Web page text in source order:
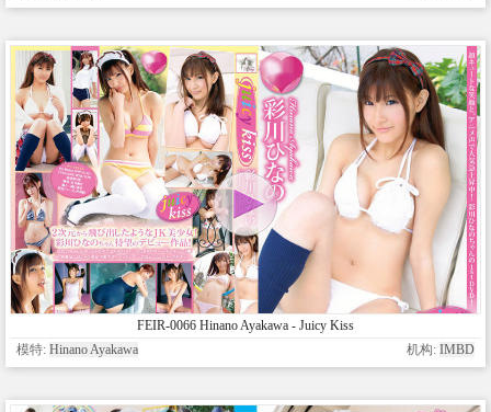
FEIR-0066 Hinano Ayakawa - Juicy Kiss
模特: Hinano Ayakawa 机构: IMBD